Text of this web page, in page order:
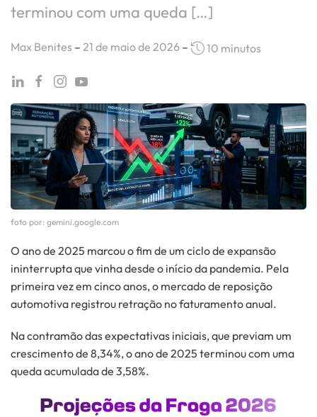
terminou com uma queda […]
Max Benites – 21 de maio de 2026 – 10 minutos
foto por: gemini.google.com
O ano de 2025 marcou o fim de um ciclo de expansão
ininterrupta que vinha desde o início da pandemia. Pela
primeira vez em cinco anos, o mercado de reposição
automotiva registrou retração no faturamento anual.
Na contramão das expectativas iniciais, que previam um
crescimento de 8,34%, o ano de 2025 terminou com uma
queda acumulada de 3,58%.